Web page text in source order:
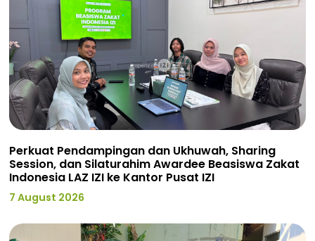
Perkuat Pendampingan dan Ukhuwah, Sharing
Session, dan Silaturahim Awardee Beasiswa Zakat
Indonesia LAZ IZI ke Kantor Pusat IZI
7 August 2026